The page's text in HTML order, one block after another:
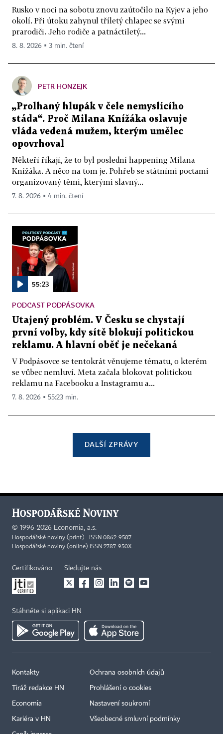
Rusko v noci na sobotu znovu zaútočilo na Kyjev a jeho
okolí. Při útoku zahynul tříletý chlapec se svými
prarodiči. Jeho rodiče a patnáctiletý...
8. 8. 2026 ▪ 3 min. čtení
PETR HONZEJK
„Prolhaný hlupák v čele nemyslícího
stáda“. Proč Milana Knížáka oslavuje
vláda vedená mužem, kterým umělec
opovrhoval
Někteří říkají, že to byl poslední happening Milana
Knížáka. A něco na tom je. Pohřeb se státními poctami
organizovaný těmi, kterými slavný...
7. 8. 2026 ▪ 4 min. čtení
55:23
PODCAST PODPÁSOVKA
Utajený problém. V Česku se chystají
první volby, kdy sítě blokují politickou
reklamu. A hlavní oběť je nečekaná
V Podpásovce se tentokrát věnujeme tématu, o kterém
se vůbec nemluví. Meta začala blokovat politickou
reklamu na Facebooku a Instagramu a...
7. 8. 2026 ▪ 55:23 min.
DALŠÍ ZPRÁVY
© 1996-2026 Economia, a.s.
Hospodářské noviny (print) ISSN 0862-9587
Hospodářské noviny (online) ISSN 2787-950X
Certifikováno Sledujte nás
Stáhněte si aplikaci HN
Kontakty
Tiráž redakce HN
Economia
Kariéra v HN
Ochrana osobních údajů
Prohlášení o cookies
Nastavení soukromí
Všeobecné smluvní podmínky